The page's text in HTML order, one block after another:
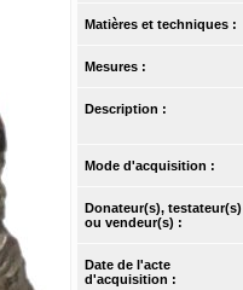
Matières et techniques :
Mesures :
Description :
Mode d'acquisition :
Donateur(s), testateur(s)
ou vendeur(s) :
Date de l'acte
d'acquisition :